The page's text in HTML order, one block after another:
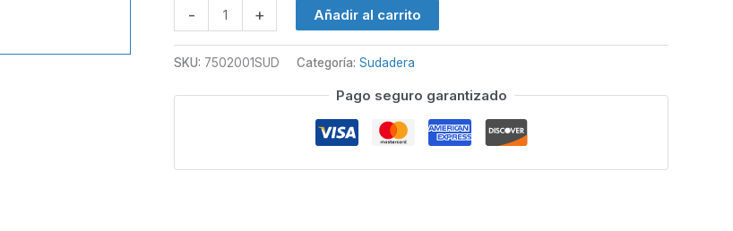
- + Añadir al carrito
SKU: 7502001SUD Categoría: Sudadera
Pago seguro garantizado